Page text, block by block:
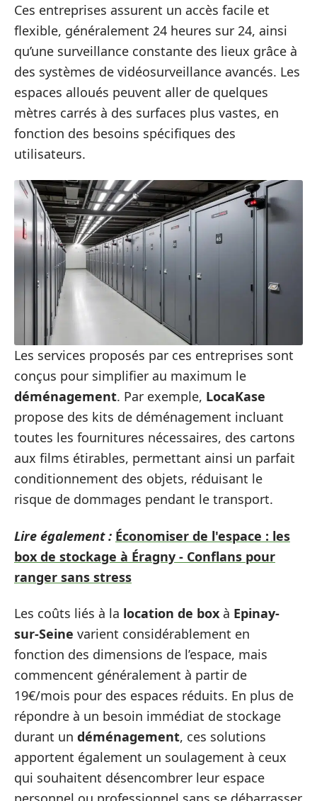
Ces entreprises assurent un accès facile et
flexible, généralement 24 heures sur 24, ainsi
qu’une surveillance constante des lieux grâce à
des systèmes de vidéosurveillance avancés. Les
espaces alloués peuvent aller de quelques
mètres carrés à des surfaces plus vastes, en
fonction des besoins spécifiques des
utilisateurs.
Les services proposés par ces entreprises sont
conçus pour simplifier au maximum le
déménagement. Par exemple, LocaKase
propose des kits de déménagement incluant
toutes les fournitures nécessaires, des cartons
aux films étirables, permettant ainsi un parfait
conditionnement des objets, réduisant le
risque de dommages pendant le transport.
Lire également : Économiser de l'espace : les
box de stockage à Éragny - Conflans pour
ranger sans stress
Les coûts liés à la location de box à Epinay-
sur-Seine varient considérablement en
fonction des dimensions de l’espace, mais
commencent généralement à partir de
19€/mois pour des espaces réduits. En plus de
répondre à un besoin immédiat de stockage
durant un déménagement, ces solutions
apportent également un soulagement à ceux
qui souhaitent désencombrer leur espace